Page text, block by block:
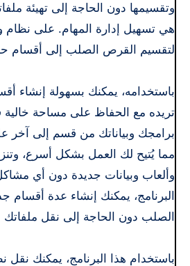
وتقسيمها دون الحاجة إلى تهيئة
هي تسهيل إدارة المهام. على نظام
لتقسيم القرص الصلب إلى أقسام
باستخدامه، يمكنك بسهولة إنشاء
تريده مع الحفاظ على مساحة
برامجك وبياناتك من قسم إلى آخر
مما يُتيح لك العمل بشكل أسرع،
وألعاب وبيانات جديدة دون أي
البرنامج، يمكنك إنشاء عدة
الصلب دون الحاجة إلى نقل ملفاتك
باستخدام هذا البرنامج، يمكنك نقل